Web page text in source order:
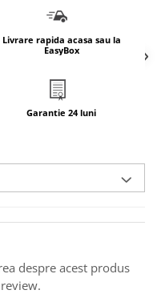
Livrare rapida acasa sau la
EasyBox
Garantie 24 luni
despre acest produs